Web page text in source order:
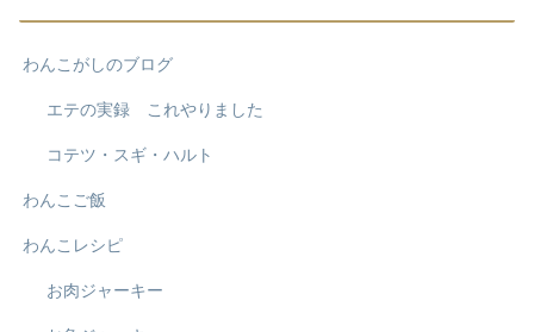
わんこがしのブログ
エテの実録 これやりました
コテツ・スギ・ハルト
わんこご飯
わんこレシピ
お肉ジャーキー